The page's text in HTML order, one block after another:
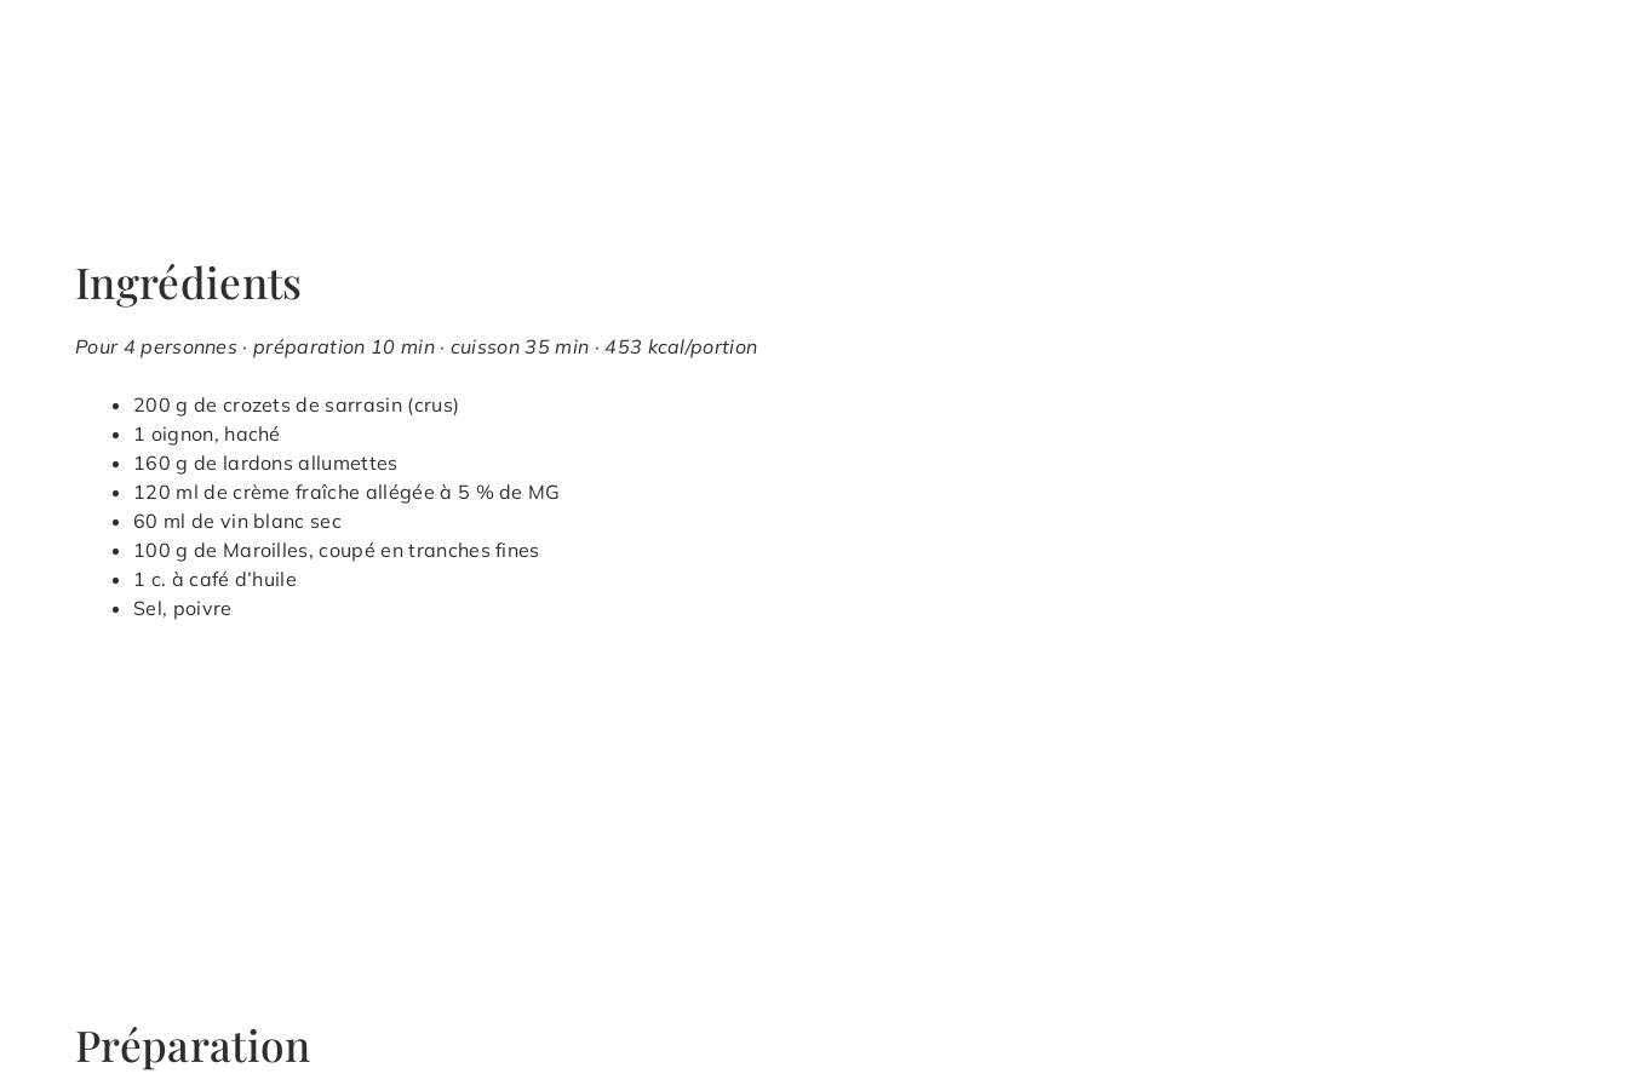
Ingrédients
Pour 4 personnes · préparation 10 min · cuisson 35 min · 453 kcal/portion
200 g de crozets de sarrasin (crus)
1 oignon, haché
160 g de lardons allumettes
120 ml de crème fraîche allégée à 5 % de MG
60 ml de vin blanc sec
100 g de Maroilles, coupé en tranches fines
1 c. à café d’huile
Sel, poivre
Préparation